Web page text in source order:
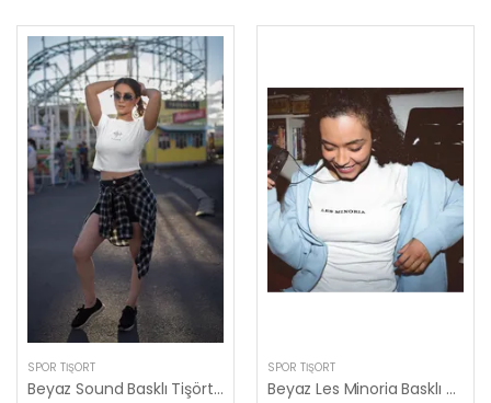
SPOR TIŞÖRT
Beyaz Sound Basklı Tişört / LES MINORIA
SPOR TIŞÖRT
Beyaz Les Minoria Basklı Tişört / LES MINORIA